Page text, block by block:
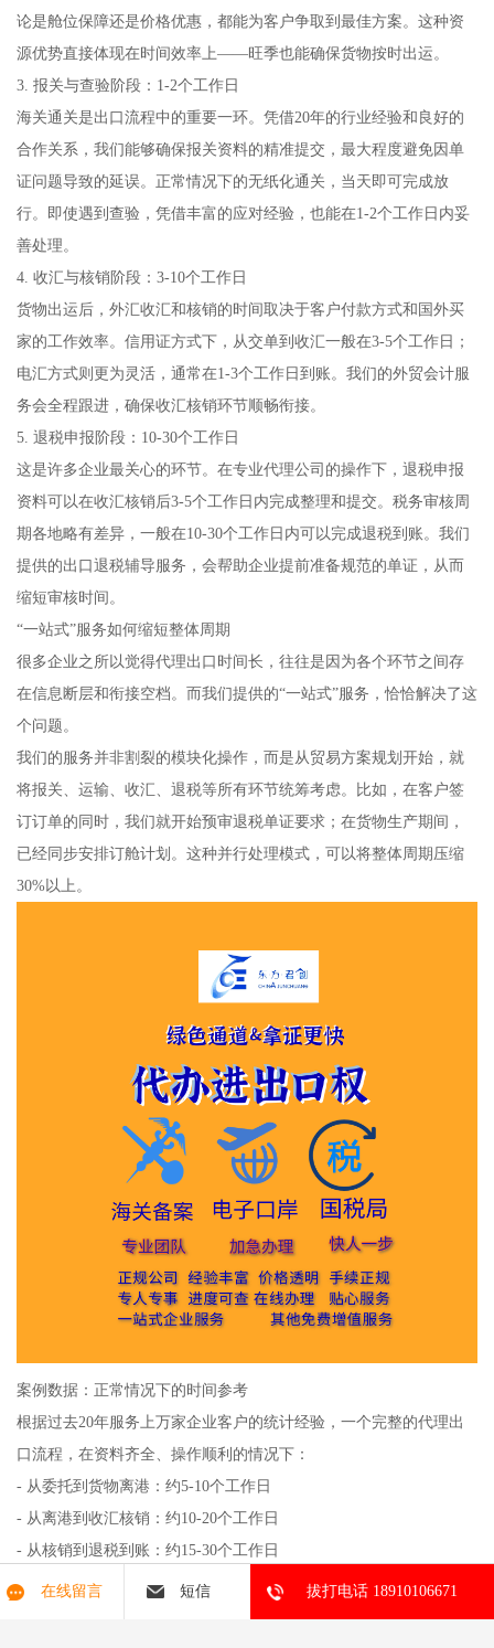
论是舱位保障还是价格优惠，都能为客户争取到最佳方案。这种资
源优势直接体现在时间效率上——旺季也能确保货物按时出运。
3. 报关与查验阶段：1-2个工作日
海关通关是出口流程中的重要一环。凭借20年的行业经验和良好的
合作关系，我们能够确保报关资料的精准提交，最大程度避免因单
证问题导致的延误。正常情况下的无纸化通关，当天即可完成放
行。即使遇到查验，凭借丰富的应对经验，也能在1-2个工作日内妥
善处理。
4. 收汇与核销阶段：3-10个工作日
货物出运后，外汇收汇和核销的时间取决于客户付款方式和国外买
家的工作效率。信用证方式下，从交单到收汇一般在3-5个工作日；
电汇方式则更为灵活，通常在1-3个工作日到账。我们的外贸会计服
务会全程跟进，确保收汇核销环节顺畅衔接。
5. 退税申报阶段：10-30个工作日
这是许多企业最关心的环节。在专业代理公司的操作下，退税申报
资料可以在收汇核销后3-5个工作日内完成整理和提交。税务审核周
期各地略有差异，一般在10-30个工作日内可以完成退税到账。我们
提供的出口退税辅导服务，会帮助企业提前准备规范的单证，从而
缩短审核时间。
“一站式”服务如何缩短整体周期
很多企业之所以觉得代理出口时间长，往往是因为各个环节之间存
在信息断层和衔接空档。而我们提供的“一站式”服务，恰恰解决了这
个问题。
我们的服务并非割裂的模块化操作，而是从贸易方案规划开始，就
将报关、运输、收汇、退税等所有环节统筹考虑。比如，在客户签
订订单的同时，我们就开始预审退税单证要求；在货物生产期间，
已经同步安排订舱计划。这种并行处理模式，可以将整体周期压缩
30%以上。
案例数据：正常情况下的时间参考
根据过去20年服务上万家企业客户的统计经验，一个完整的代理出
口流程，在资料齐全、操作顺利的情况下：
- 从委托到货物离港：约5-10个工作日
- 从离港到收汇核销：约10-20个工作日
- 从核销到退税到账：约15-30个工作日
整体从委托开始到完成退税，一般控制在30-60个工作日内。对于经
在线留言 短信 拔打电话 18910106671